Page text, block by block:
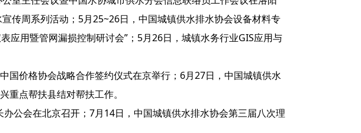
传周系列活动；5月25~26日，中国城镇供水排水协会设备材料专
应用暨管网漏损控制研讨会”；5月26日，城镇水务行业GIS应用与
国价格协会战略合作签约仪式在京举行；6月27日，中国城镇供水
重点帮扶县结对帮扶工作。
公会在北京召开；7月14日，中国城镇供水排水协会第三届八次理